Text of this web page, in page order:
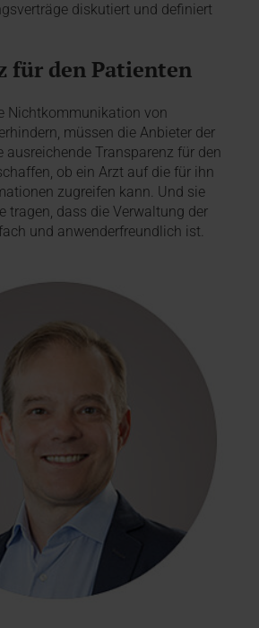
diskutiert und definiert
für den Patienten
Nichtkommunikation von
müssen die Anbieter der
ausreichende Transparenz für den
ob ein Arzt auf die für ihn
zugreifen kann. Und sie
tragen, dass die Verwaltung der
und anwenderfreundlich ist.